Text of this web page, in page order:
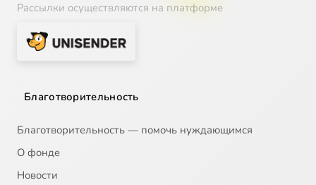
Рассылки осуществляются на платформе
Благотворительность
Благотворительность — помочь нуждающимся
О фонде
Новости